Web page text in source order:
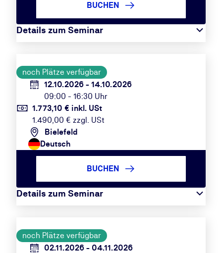
Details zum Seminar
BUCHEN
noch Plätze verfügbar
12.10.2026 - 14.10.2026
09:00 - 16:30 Uhr
1.773,10 € inkl. USt
1.490,00 € zzgl. USt
Bielefeld
Deutsch
Details zum Seminar
BUCHEN
noch Plätze verfügbar
02.11.2026 - 04.11.2026